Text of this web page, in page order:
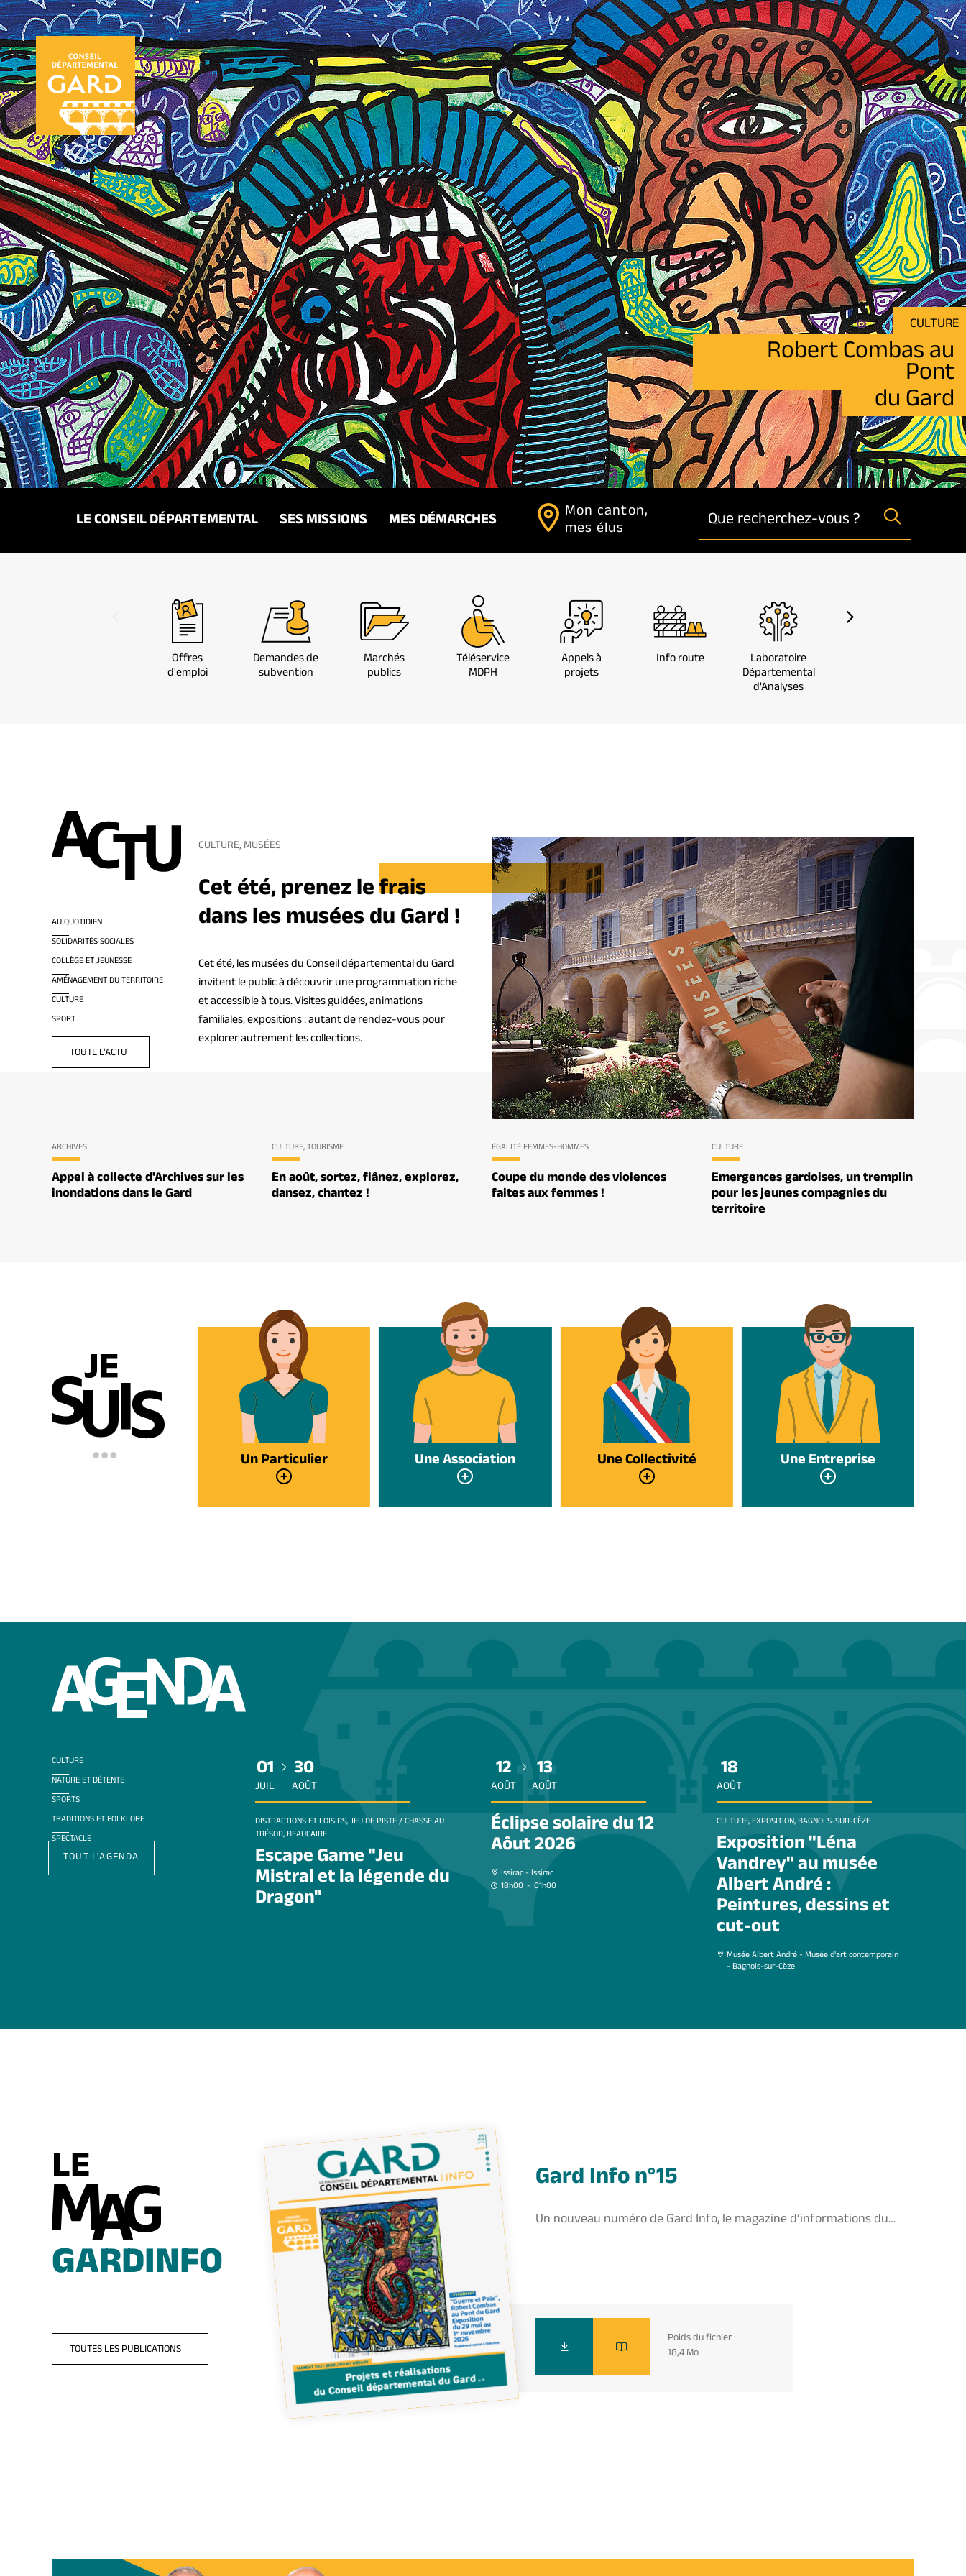
Panneau de gestion des cookies
LE CONSEIL DÉPARTEMENTAL SES MISSIONS MES DÉMARCHES Mon canton,
mes élus Que recherchez-vous ?
CULTURE
Robert Combas au
Pont
du Gard
Offres
d'emploi
Demandes de
subvention
Marchés
publics
Téléservice
MDPH
Appels à
projets
Info route Laboratoire
Départemental
d'Analyses
AU QUOTIDIEN
SOLIDARITÉS SOCIALES
COLLÈGE ET JEUNESSE
AMÉNAGEMENT DU TERRITOIRE
CULTURE
SPORT
CULTURE, MUSÉES
Cet été, prenez le frais
dans les musées du Gard !
Cet été, les musées du Conseil départemental du Gard
invitent le public à découvrir une programmation riche
et accessible à tous. Visites guidées, animations
familiales, expositions : autant de rendez-vous pour
explorer autrement les collections.
ARCHIVES
Appel à collecte d'Archives sur les
inondations dans le Gard
CULTURE, TOURISME
En août, sortez, flânez, explorez,
dansez, chantez !
ÉGALITÉ FEMMES-HOMMES
Coupe du monde des violences
faites aux femmes !
CULTURE
Emergences gardoises, un tremplin
pour les jeunes compagnies du
territoire
TOUTE L'ACTU
Un Particulier Une Association Une Collectivité Une Entreprise
CULTURE
NATURE ET DÉTENTE
SPORTS
TRADITIONS ET FOLKLORE
SPECTACLE
TOUT L'AGENDA
DISTRACTIONS ET LOISIRS, JEU DE PISTE / CHASSE AU
TRÉSOR, BEAUCAIRE
Escape Game "Jeu
Mistral et la légende du
Dragon"
01
JUIL.
30
AOÛT
Éclipse solaire du 12
Aôut 2026
Issirac - Issirac
18h00 - 01h00
12
AOÛT
13
AOÛT
CULTURE, EXPOSITION, BAGNOLS-SUR-CÈZE
Exposition "Léna
Vandrey" au musée
Albert André :
Peintures, dessins et
cut-out
Musée Albert André - Musée d'art contemporain
- Bagnols-sur-Cèze
18
AOÛT
GARDINFO
Gard Info n°15
Un nouveau numéro de Gard Info, le magazine d’informations du
Poids du fichier :
18,4 Mo
TOUTES LES PUBLICATIONS